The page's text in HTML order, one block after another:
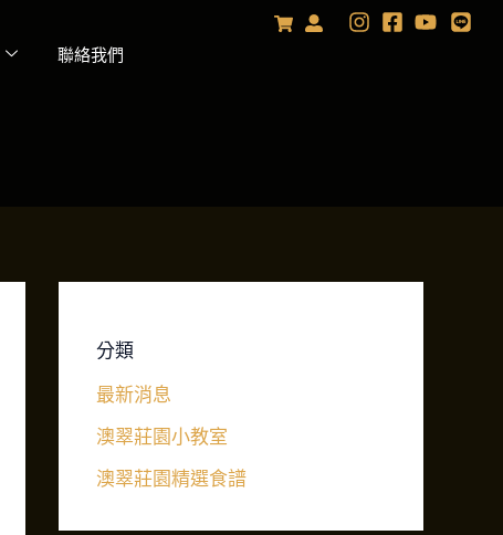
聯絡我們
分類
最新消息
澳翠莊園小教室
澳翠莊園精選食譜